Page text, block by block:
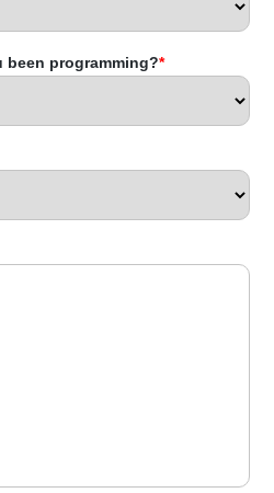
been programming?*